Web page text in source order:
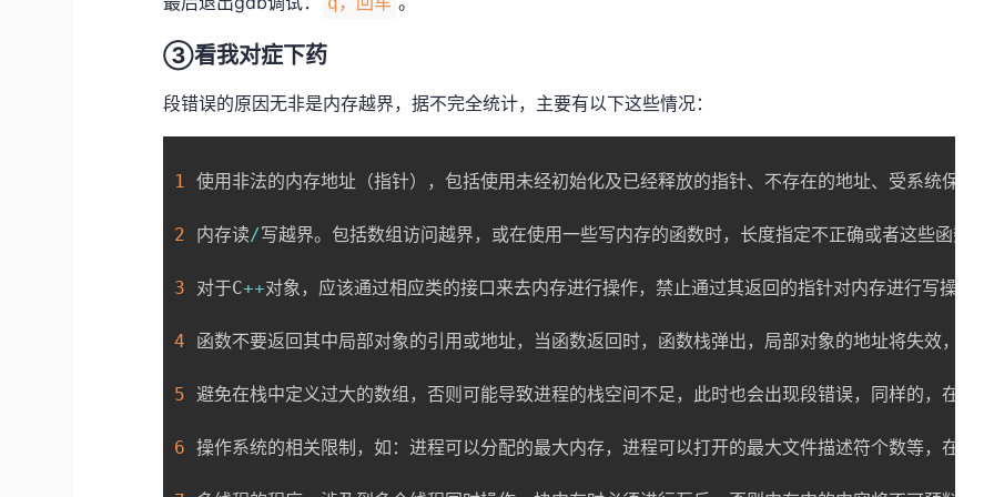
③看我对症下药
段错误的原因无非是内存越界，据不完全统计，主要有以下这些情况：
1 使用非法的内存地址（指针），包括使用未经初始化及已经释放的指针、不存在的地址、受系统保
2 内存读/写越界。包括数组访问越界，或在使用一些写内存的函数时，长度指定不正确或者这些函数本
3 对于C++对象，应该通过相应类的接口来去内存进行操作，禁止通过其返回的指针对内存进行写操作
4 函数不要返回其中局部对象的引用或地址，当函数返回时，函数栈弹出，局部对象的地址将失效，改
5 避免在栈中定义过大的数组，否则可能导致进程的栈空间不足，此时也会出现段错误，同样的，在创建
6 操作系统的相关限制，如：进程可以分配的最大内存，进程可以打开的最大文件描述符个数等